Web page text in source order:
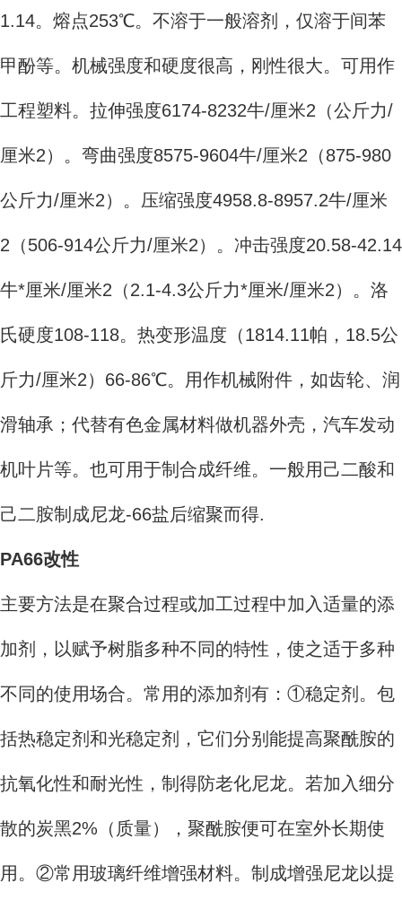
1.14。熔点253℃。不溶于一般溶剂，仅溶于间苯
甲酚等。机械强度和硬度很高，刚性很大。可用作
工程塑料。拉伸强度6174-8232牛/厘米2（公斤力/
厘米2）。弯曲强度8575-9604牛/厘米2（875-980
公斤力/厘米2）。压缩强度4958.8-8957.2牛/厘米
2（506-914公斤力/厘米2）。冲击强度20.58-42.14
牛*厘米/厘米2（2.1-4.3公斤力*厘米/厘米2）。洛
氏硬度108-118。热变形温度（1814.11帕，18.5公
斤力/厘米2）66-86℃。用作机械附件，如齿轮、润
滑轴承；代替有色金属材料做机器外壳，汽车发动
机叶片等。也可用于制合成纤维。一般用己二酸和
己二胺制成尼龙-66盐后缩聚而得.
PA66改性
主要方法是在聚合过程或加工过程中加入适量的添
加剂，以赋予树脂多种不同的特性，使之适于多种
不同的使用场合。常用的添加剂有：①稳定剂。包
括热稳定剂和光稳定剂，它们分别能提高聚酰胺的
抗氧化性和耐光性，制得防老化尼龙。若加入细分
散的炭黑2%（质量），聚酰胺便可在室外长期使
用。②常用玻璃纤维增强材料。制成增强尼龙以提